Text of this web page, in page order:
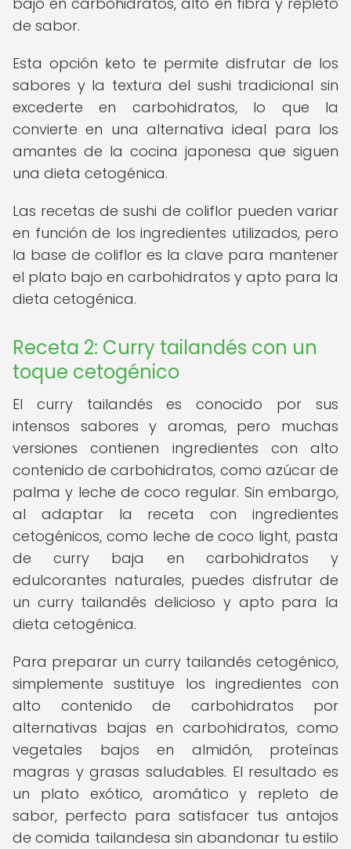
de sabor.
Esta opción keto te permite disfrutar de los
sabores y la textura del sushi tradicional sin
excederte en carbohidratos, lo que la
convierte en una alternativa ideal para los
amantes de la cocina japonesa que siguen
una dieta cetogénica.
Las recetas de sushi de coliflor pueden variar
en función de los ingredientes utilizados, pero
la base de coliflor es la clave para mantener
el plato bajo en carbohidratos y apto para la
dieta cetogénica.
Receta 2: Curry tailandés con un
toque cetogénico
El curry tailandés es conocido por sus
intensos sabores y aromas, pero muchas
versiones contienen ingredientes con alto
contenido de carbohidratos, como azúcar de
palma y leche de coco regular. Sin embargo,
al adaptar la receta con ingredientes
cetogénicos, como leche de coco light, pasta
de curry baja en carbohidratos y
edulcorantes naturales, puedes disfrutar de
un curry tailandés delicioso y apto para la
dieta cetogénica.
Para preparar un curry tailandés cetogénico,
simplemente sustituye los ingredientes con
alto contenido de carbohidratos por
alternativas bajas en carbohidratos, como
vegetales bajos en almidón, proteínas
magras y grasas saludables. El resultado es
un plato exótico, aromático y repleto de
sabor, perfecto para satisfacer tus antojos
de comida tailandesa sin abandonar tu estilo